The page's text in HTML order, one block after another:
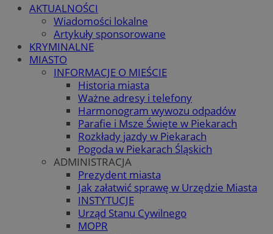
AKTUALNOŚCI
Wiadomości lokalne
Artykuły sponsorowane
KRYMINALNE
MIASTO
INFORMACJE O MIEŚCIE
Historia miasta
Ważne adresy i telefony
Harmonogram wywozu odpadów
Parafie i Msze Święte w Piekarach
Rozkłady jazdy w Piekarach
Pogoda w Piekarach Śląskich
ADMINISTRACJA
Prezydent miasta
Jak załatwić sprawę w Urzędzie Miasta
INSTYTUCJE
Urząd Stanu Cywilnego
MOPR